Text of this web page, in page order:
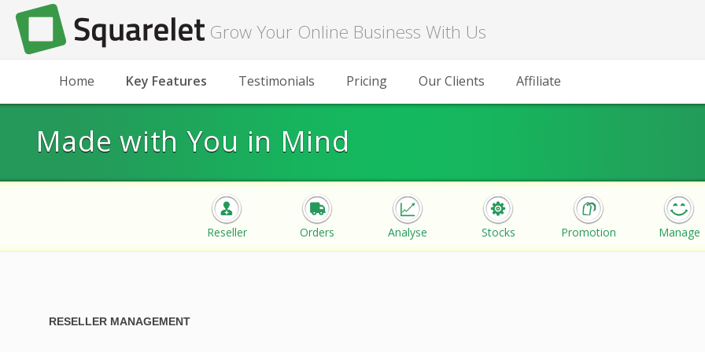
Grow Your Online Business With Us
Home Key Features Testimonials Pricing Our Clients Affiliate
Made with You in Mind
Reseller Orders Analyse Stocks Promotion Manage
RESELLER MANAGEMENT